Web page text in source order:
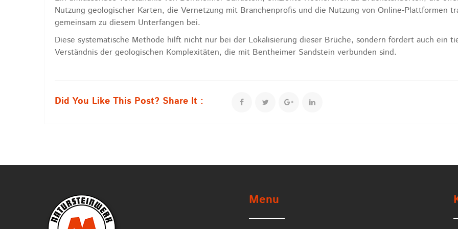
Nutzung geologischer Karten, die Vernetzung mit Branchenprofis und die Nutzung von Online-Plattformen
gemeinsam zu diesem Unterfangen bei.
Diese systematische Methode hilft nicht nur bei der Lokalisierung dieser Brüche, sondern fördert auch ein
Verständnis der geologischen Komplexitäten, die mit Bentheimer Sandstein verbunden sind.
Did You Like This Post? Share It :
Menu